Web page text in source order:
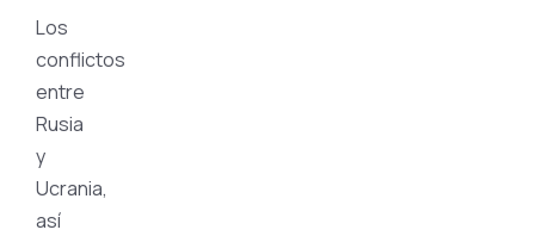
Los
conflictos
entre
Rusia
y
Ucrania,
así